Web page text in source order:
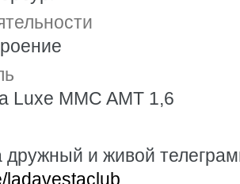
Luxe MMC AMT 1,6
и живой
ladavestaclub